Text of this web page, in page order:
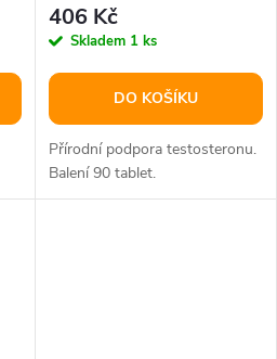
406 Kč
Skladem 1 ks
DO KOŠÍKU
Přírodní podpora testosteronu.
Balení 90 tablet.